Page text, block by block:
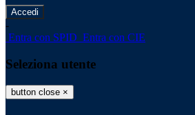
-
Entra con SPID Entra con CIE
Seleziona utente
button close ×